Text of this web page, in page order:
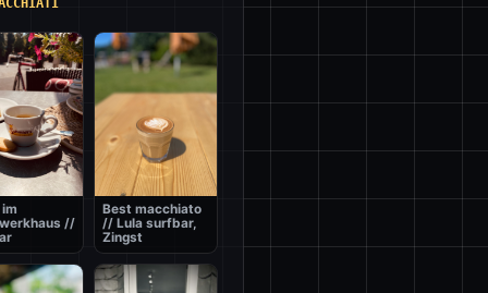
//
Best macchiato
// Lula surfbar,
Zingst